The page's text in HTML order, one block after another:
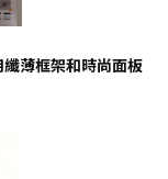
薄框架和時尚面板